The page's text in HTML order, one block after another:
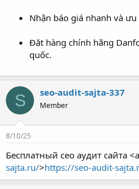
Nhận báo giá nhanh và
Đặt hàng chính hãng
quốc.
S seo-audit-sajta-337
Member
8/10/25
Бесплатный сео аудит сайта
sajta.ru/>https://seo-audit-